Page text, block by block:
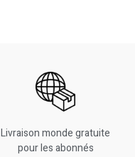
Livraison monde gratuite
pour les abonnés